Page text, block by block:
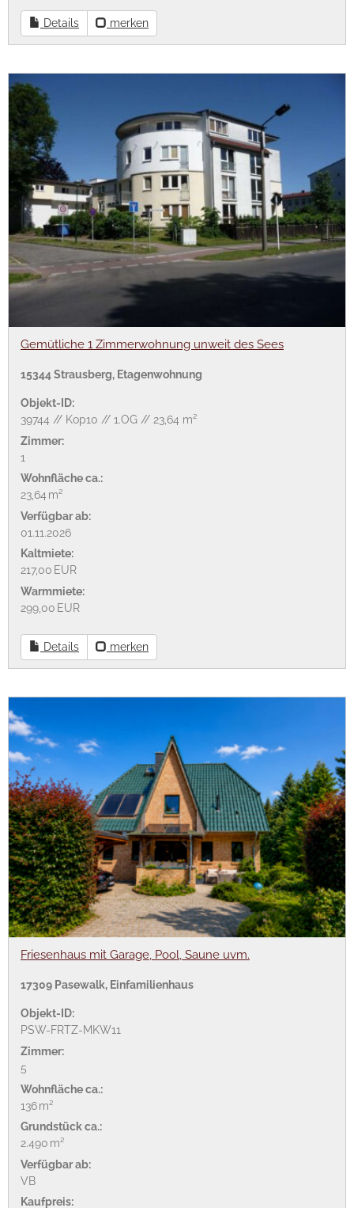
Details merken
Gemütliche 1 Zimmerwohnung unweit des Sees
15344 Strausberg, Etagenwohnung
Objekt-ID:
39744 // Kop10 // 1.OG // 23,64 m²
Zimmer:
1
Wohnfläche ca.:
23,64 m²
Verfügbar ab:
01.11.2026
Kaltmiete:
217,00 EUR
Warmmiete:
299,00 EUR
Details merken
Friesenhaus mit Garage, Pool, Saune uvm.
17309 Pasewalk, Einfamilienhaus
Objekt-ID:
PSW-FRTZ-MKW11
Zimmer:
5
Wohnfläche ca.:
136 m²
Grund­stück ca.:
2.490 m²
Verfügbar ab:
VB
Kaufpreis: